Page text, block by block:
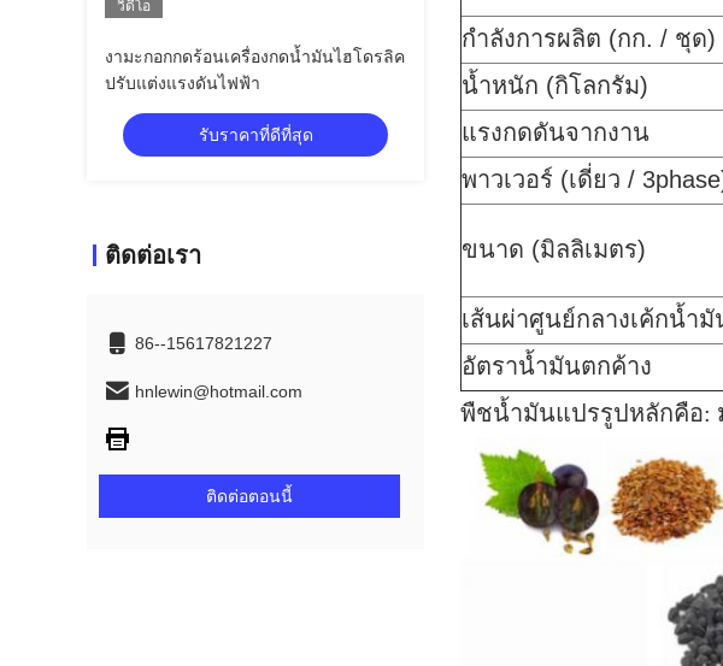
วิดีโอ
งามะกอกกดร้อนเครื่องกดน้ำมันไฮโดรลิค
ปรับแต่งแรงดันไฟฟ้า
รับราคาที่ดีที่สุด
ติดต่อเรา
86--15617821227
hnlewin@hotmail.com
ติดต่อตอนนี้
กำลังการผลิต (กก. / ชุด)
น้ำหนัก (กิโลกรัม)
แรงกดดันจากงาน
พาวเวอร์ (เดี่ยว /
ขนาด (มิลลิเมตร)
เส้นผ่าศูนย์กลางเค้กน้ำมั
อัตราน้ำมันตกค้าง
พืชน้ำมันแปรรูปหลักคือ: